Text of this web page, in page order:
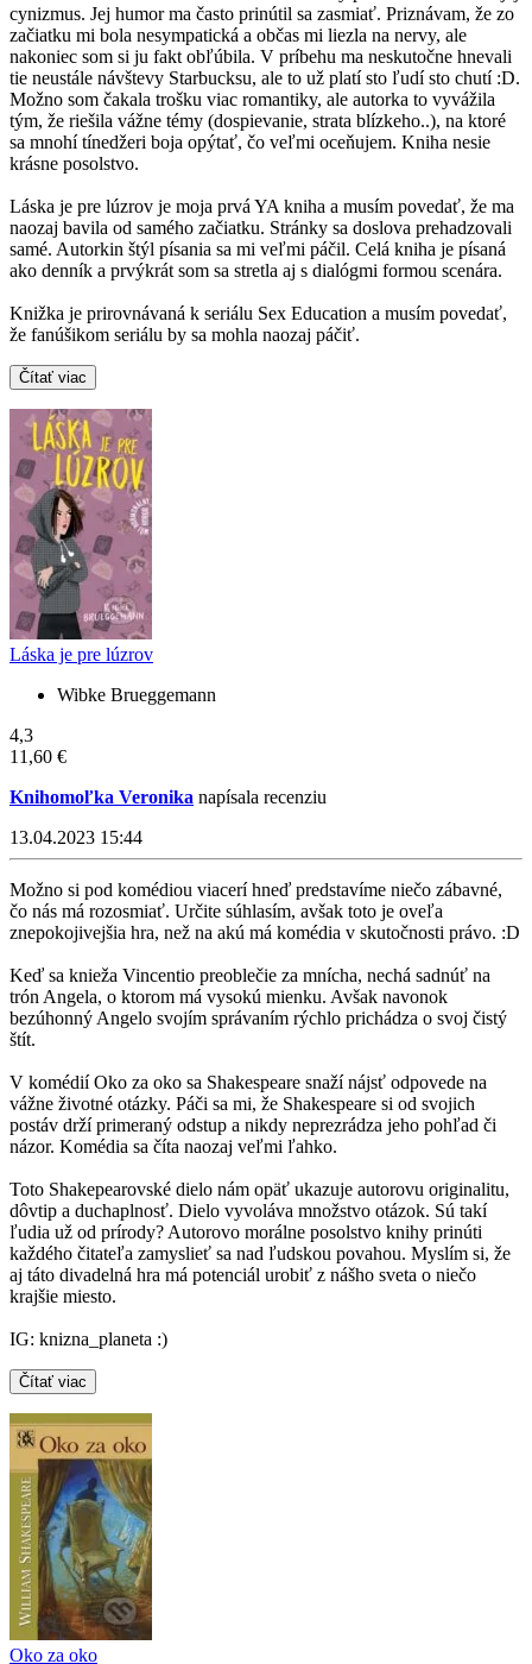
cynizmus. Jej humor ma často prinútil sa zasmiať. Priznávam, že zo
začiatku mi bola nesympatická a občas mi liezla na nervy, ale
nakoniec som si ju fakt obľúbila. V príbehu ma neskutočne hnevali
tie neustále návštevy Starbucksu, ale to už platí sto ľudí sto chutí :D.
Možno som čakala trošku viac romantiky, ale autorka to vyvážila
tým, že riešila vážne témy (dospievanie, strata blízkeho..), na ktoré
sa mnohí tínedžeri boja opýtať, čo veľmi oceňujem. Kniha nesie
krásne posolstvo.
Láska je pre lúzrov je moja prvá YA kniha a musím povedať, že ma
naozaj bavila od samého začiatku. Stránky sa doslova prehadzovali
samé. Autorkin štýl písania sa mi veľmi páčil. Celá kniha je písaná
ako denník a prvýkrát som sa stretla aj s dialógmi formou scenára.
Knižka je prirovnávaná k seriálu Sex Education a musím povedať,
že fanúšikom seriálu by sa mohla naozaj páčiť.
Čítať viac
Láska je pre lúzrov
Wibke Brueggemann
4,3
11,60 €
Knihomoľka Veronika napísala recenziu
13.04.2023 15:44
Možno si pod komédiou viacerí hneď predstavíme niečo zábavné,
čo nás má rozosmiať. Určite súhlasím, avšak toto je oveľa
znepokojivejšia hra, než na akú má komédia v skutočnosti právo. :D
Keď sa knieža Vincentio preoblečie za mnícha, nechá sadnúť na
trón Angela, o ktorom má vysokú mienku. Avšak navonok
bezúhonný Angelo svojím správaním rýchlo prichádza o svoj čistý
štít.
V komédií Oko za oko sa Shakespeare snaží nájsť odpovede na
vážne životné otázky. Páči sa mi, že Shakespeare si od svojich
postáv drží primeraný odstup a nikdy neprezrádza jeho pohľad či
názor. Komédia sa číta naozaj veľmi ľahko.
Toto Shakepearovské dielo nám opäť ukazuje autorovu originalitu,
dôvtip a duchaplnosť. Dielo vyvoláva množstvo otázok. Sú takí
ľudia už od prírody? Autorovo morálne posolstvo knihy prinúti
každého čitateľa zamyslieť sa nad ľudskou povahou. Myslím si, že
aj táto divadelná hra má potenciál urobiť z nášho sveta o niečo
krajšie miesto.
IG: knizna_planeta :)
Čítať viac
Oko za oko